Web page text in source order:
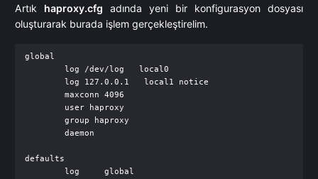
Artık haproxy.cfg adında yeni bir konfigurasyon dosyası
oluşturarak burada işlem gerçekleştirelim.
global
        log /dev/log   local0
        log 127.0.0.1   local1 notice
        maxconn 4096
        user haproxy
        group haproxy
        daemon
defaults
        log     global